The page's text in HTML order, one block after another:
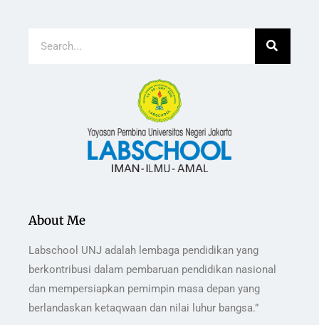
About Me
Labschool UNJ adalah lembaga pendidikan yang
berkontribusi dalam pembaruan pendidikan nasional
dan mempersiapkan pemimpin masa depan yang
berlandaskan ketaqwaan dan nilai luhur bangsa.”